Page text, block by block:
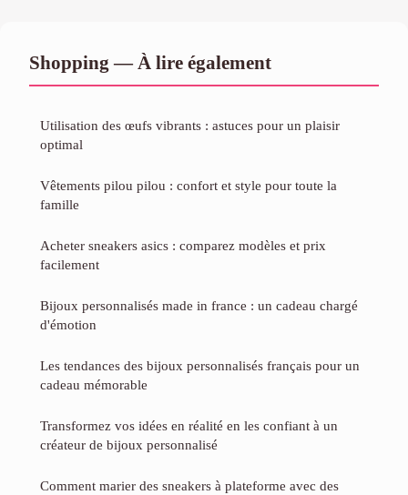
Shopping — À lire également
Utilisation des œufs vibrants : astuces pour un plaisir
optimal
Vêtements pilou pilou : confort et style pour toute la
famille
Acheter sneakers asics : comparez modèles et prix
facilement
Bijoux personnalisés made in france : un cadeau chargé
d'émotion
Les tendances des bijoux personnalisés français pour un
cadeau mémorable
Transformez vos idées en réalité en les confiant à un
créateur de bijoux personnalisé
Comment marier des sneakers à plateforme avec des